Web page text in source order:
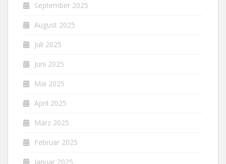
September 2025
August 2025
Juli 2025
Juni 2025
Mai 2025
April 2025
März 2025
Februar 2025
Januar 2025